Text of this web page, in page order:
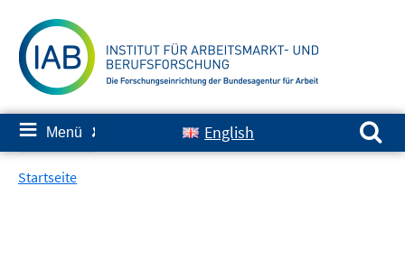
zum
Inhalt
≡ Menü ✘ English
Suchen nach:
Startseite